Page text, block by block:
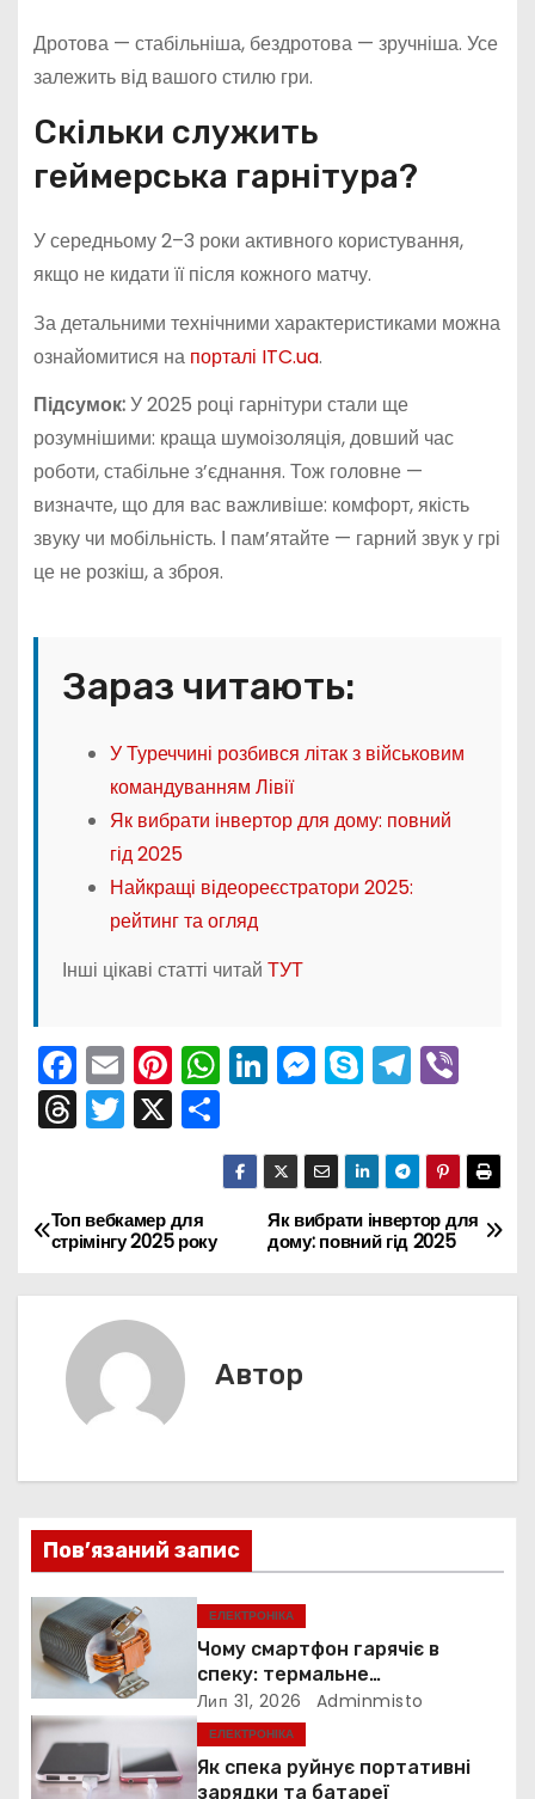
Дротова — стабільніша, бездротова — зручніша. Усе
залежить від вашого стилю гри.
Скільки служить
геймерська гарнітура?
У середньому 2–3 роки активного користування,
якщо не кидати її після кожного матчу.
За детальними технічними характеристиками можна
ознайомитися на порталі ITC.ua.
Підсумок:У 2025 році гарнітури стали ще
розумнішими: краща шумоізоляція, довший час
роботи, стабільне з’єднання. Тож головне —
визначте, що для вас важливіше: комфорт, якість
звуку чи мобільність. І пам’ятайте — гарний звук у грі
це не розкіш, а зброя.
Зараз читають:
У Туреччині розбився літак з військовим
командуванням Лівії
Як вибрати інвертор для дому: повний
гід 2025
Найкращі відеореєстратори 2025:
рейтинг та огляд
Інші цікаві статті читай ТУТ
F
a
c
b
o
o
k
E
m
ai
Pi
nt
er
st
W
h
a
ts
p
Li
n
k
e
dI
n
M
e
s
s
e
n
g
S
k
y
p
e
T
el
e
gr
a
m
Vi
er
T
hr
a
d
s
T
w
er
X П
о
ді
т
с
Н
а
ц
і
я
з
а
п
Як вибрати інвертор для
дому: повний гід 2025
Топ вебкамер для
стрімінгу 2025 року
Автор
Пов’язаний запис
ЕЛЕКТРОНІКА
Чому смартфон гарячіє в
спеку: термальне
дросселювання
Лип 31, 2026 Adminmisto
ЕЛЕКТРОНІКА
Як спека руйнує портативні
зарядки та батареї